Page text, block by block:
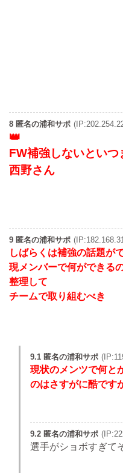
8 匿名の浦和サポ
FW補強しないといつ
西野さん
9 匿名の浦和サポ
しばらくは補強の話題が
現メンバーで何ができる
整理して
チームで取り組むべき
9.1 匿名の浦和サポ
現状のメンツで何と
のはさすがに酷です
9.2 匿名の浦和サポ
選手がショボすぎて